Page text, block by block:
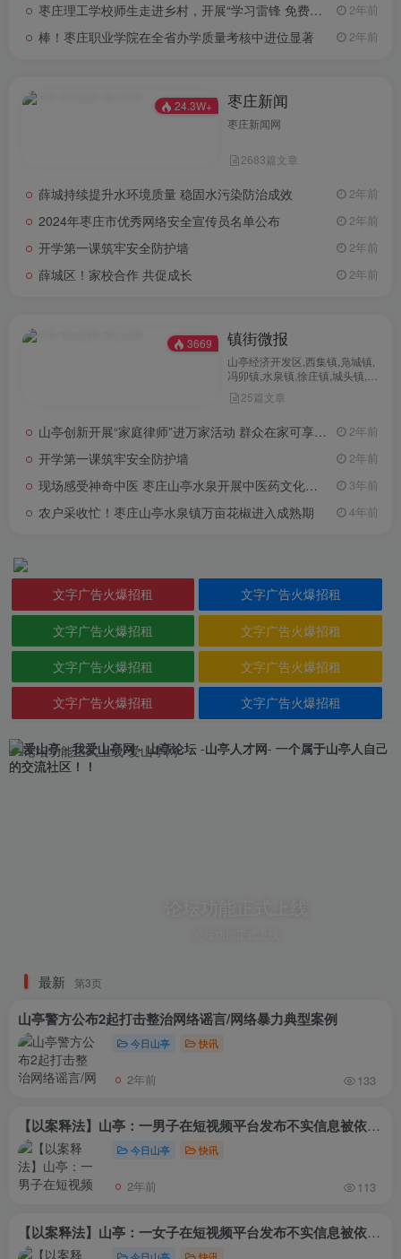
枣庄理工学校师生走进乡村，开展“学习雷锋 免费维修家电”活动 2年前
棒！枣庄职业学院在全省办学质量考核中进位显著 2年前
24.3W+ 枣庄新闻
枣庄新闻网
2683篇文章
薛城持续提升水环境质量 稳固水污染防治成效 2年前
2024年枣庄市优秀网络安全宣传员名单公布 2年前
开学第一课筑牢安全防护墙 2年前
薛城区！家校合作 共促成长 2年前
3669 镇街微报
山亭经济开发区,西集镇,凫城镇,
冯卯镇,水泉镇,徐庄镇,城头镇,北
庄镇,桑村镇,店子镇,山城街道办
事处，让您一站掌握山亭各个镇
25篇文章
山亭创新开展“家庭律师”进万家活动 群众在家可享24小时全天候法律服务 2年前
开学第一课筑牢安全防护墙 2年前
现场感受神奇中医 枣庄山亭水泉开展中医药文化进校园活动 3年前
农户采收忙！枣庄山亭水泉镇万亩花椒进入成熟期 4年前
文字广告火爆招租 文字广告火爆招租
文字广告火爆招租 文字广告火爆招租
文字广告火爆招租 文字广告火爆招租
文字广告火爆招租 文字广告火爆招租
最新 第3页
山亭警方公布2起打击整治网络谣言/网络暴力典型案例
今日山亭 快讯
2年前 133
【以案释法】山亭：一男子在短视频平台发布不实信息被依法处置
今日山亭 快讯
2年前 113
【以案释法】山亭：一女子在短视频平台发布不实信息被依法处置